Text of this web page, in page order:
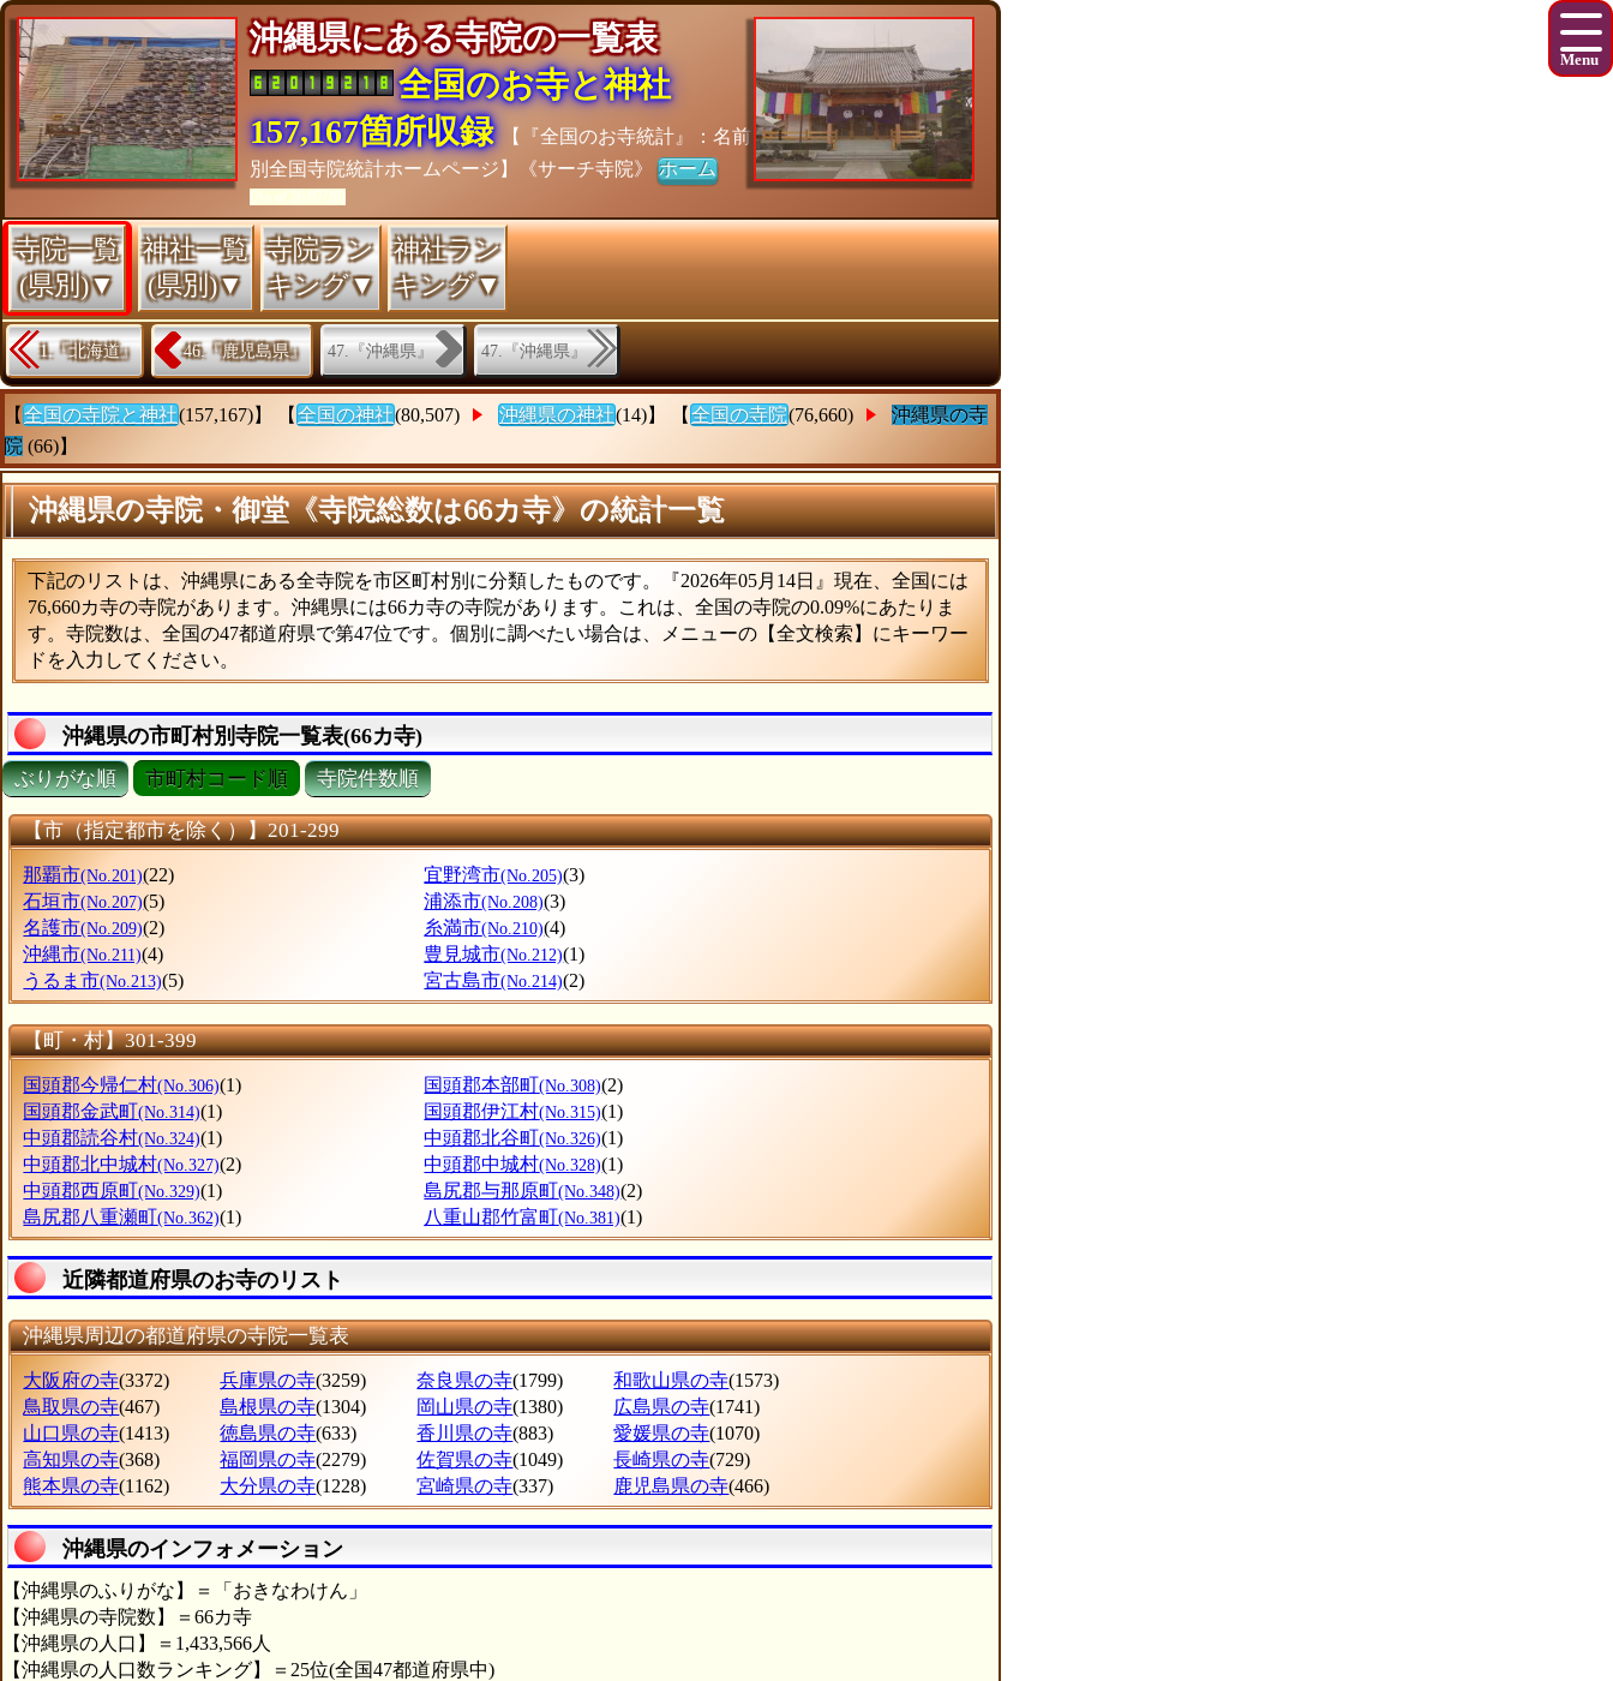
沖縄県にある寺院の一覧表
全国のお寺と神社
157,167箇所収録
【『全国のお寺統計』：名前
別全国寺院統計ホームページ】《サーチ寺院》ホーム
[As of 26/07/28]
寺院一覧
(県別)▼
神社一覧
(県別)▼
寺院ラン
キング▼
神社ラン
キング▼
1.『北海道』 46.『鹿児島県』 47.『沖縄県』 47.『沖縄県』
【 全国の寺院と神社(157,167)】 【 全国の神社(80,507) 沖縄県の神社(14)】 【 全国の寺院(76,660)
沖縄県の寺
院 (66)】
沖縄県の寺院・御堂《寺院総数は66カ寺》の統計一覧
下記のリストは、沖縄県にある全寺院を市区町村別に分類したものです。『2026年05月14日』現在、全国には
76,660カ寺の寺院があります。沖縄県には66カ寺の寺院があります。これは、全国の寺院の0.09%にあたりま
す。寺院数は、全国の47都道府県で第47位です。個別に調べたい場合は、メニューの【全文検索】にキーワー
ドを入力してください。
沖縄県の市町村別寺院一覧表(66カ寺)
ぶりがな順 市町村コード順 寺院件数順
【市（指定都市を除く）】201-299
那覇市(No.201)(22) 宜野湾市(No.205)(3)
石垣市(No.207)(5) 浦添市(No.208)(3)
名護市(No.209)(2) 糸満市(No.210)(4)
沖縄市(No.211)(4) 豊見城市(No.212)(1)
うるま市(No.213)(5) 宮古島市(No.214)(2)
【町・村】301-399
国頭郡今帰仁村(No.306)(1) 国頭郡本部町(No.308)(2)
国頭郡金武町(No.314)(1) 国頭郡伊江村(No.315)(1)
中頭郡読谷村(No.324)(1) 中頭郡北谷町(No.326)(1)
中頭郡北中城村(No.327)(2) 中頭郡中城村(No.328)(1)
中頭郡西原町(No.329)(1) 島尻郡与那原町(No.348)(2)
島尻郡八重瀬町(No.362)(1) 八重山郡竹富町(No.381)(1)
近隣都道府県のお寺のリスト
沖縄県周辺の都道府県の寺院一覧表
大阪府の寺(3372) 兵庫県の寺(3259) 奈良県の寺(1799) 和歌山県の寺(1573)
鳥取県の寺(467) 島根県の寺(1304) 岡山県の寺(1380) 広島県の寺(1741)
山口県の寺(1413) 徳島県の寺(633) 香川県の寺(883) 愛媛県の寺(1070)
高知県の寺(368) 福岡県の寺(2279) 佐賀県の寺(1049) 長崎県の寺(729)
熊本県の寺(1162) 大分県の寺(1228) 宮崎県の寺(337) 鹿児島県の寺(466)
沖縄県のインフォメーション
【沖縄県のふりがな】＝「おきなわけん」
【沖縄県の寺院数】＝66カ寺
【沖縄県の人口】＝1,433,566人
【沖縄県の人口数ランキング】＝25位(全国47都道府県中)